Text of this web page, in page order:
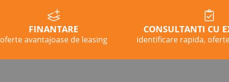
FINANTARE
oferte avantajoase de leasing
CONSULTANTI CU
identificare rapida,